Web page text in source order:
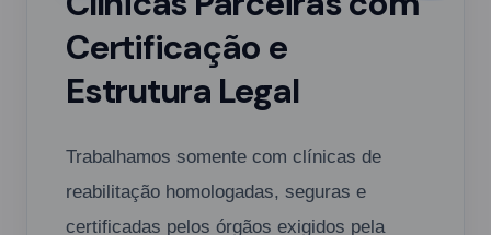
Certificação e
Estrutura Legal
Trabalhamos somente com clínicas de
reabilitação homologadas, seguras e
certificadas pelos órgãos exigidos pela